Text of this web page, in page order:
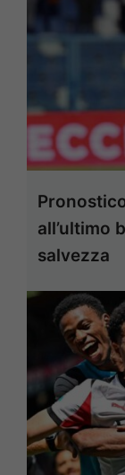
all’ultimo
salvezza